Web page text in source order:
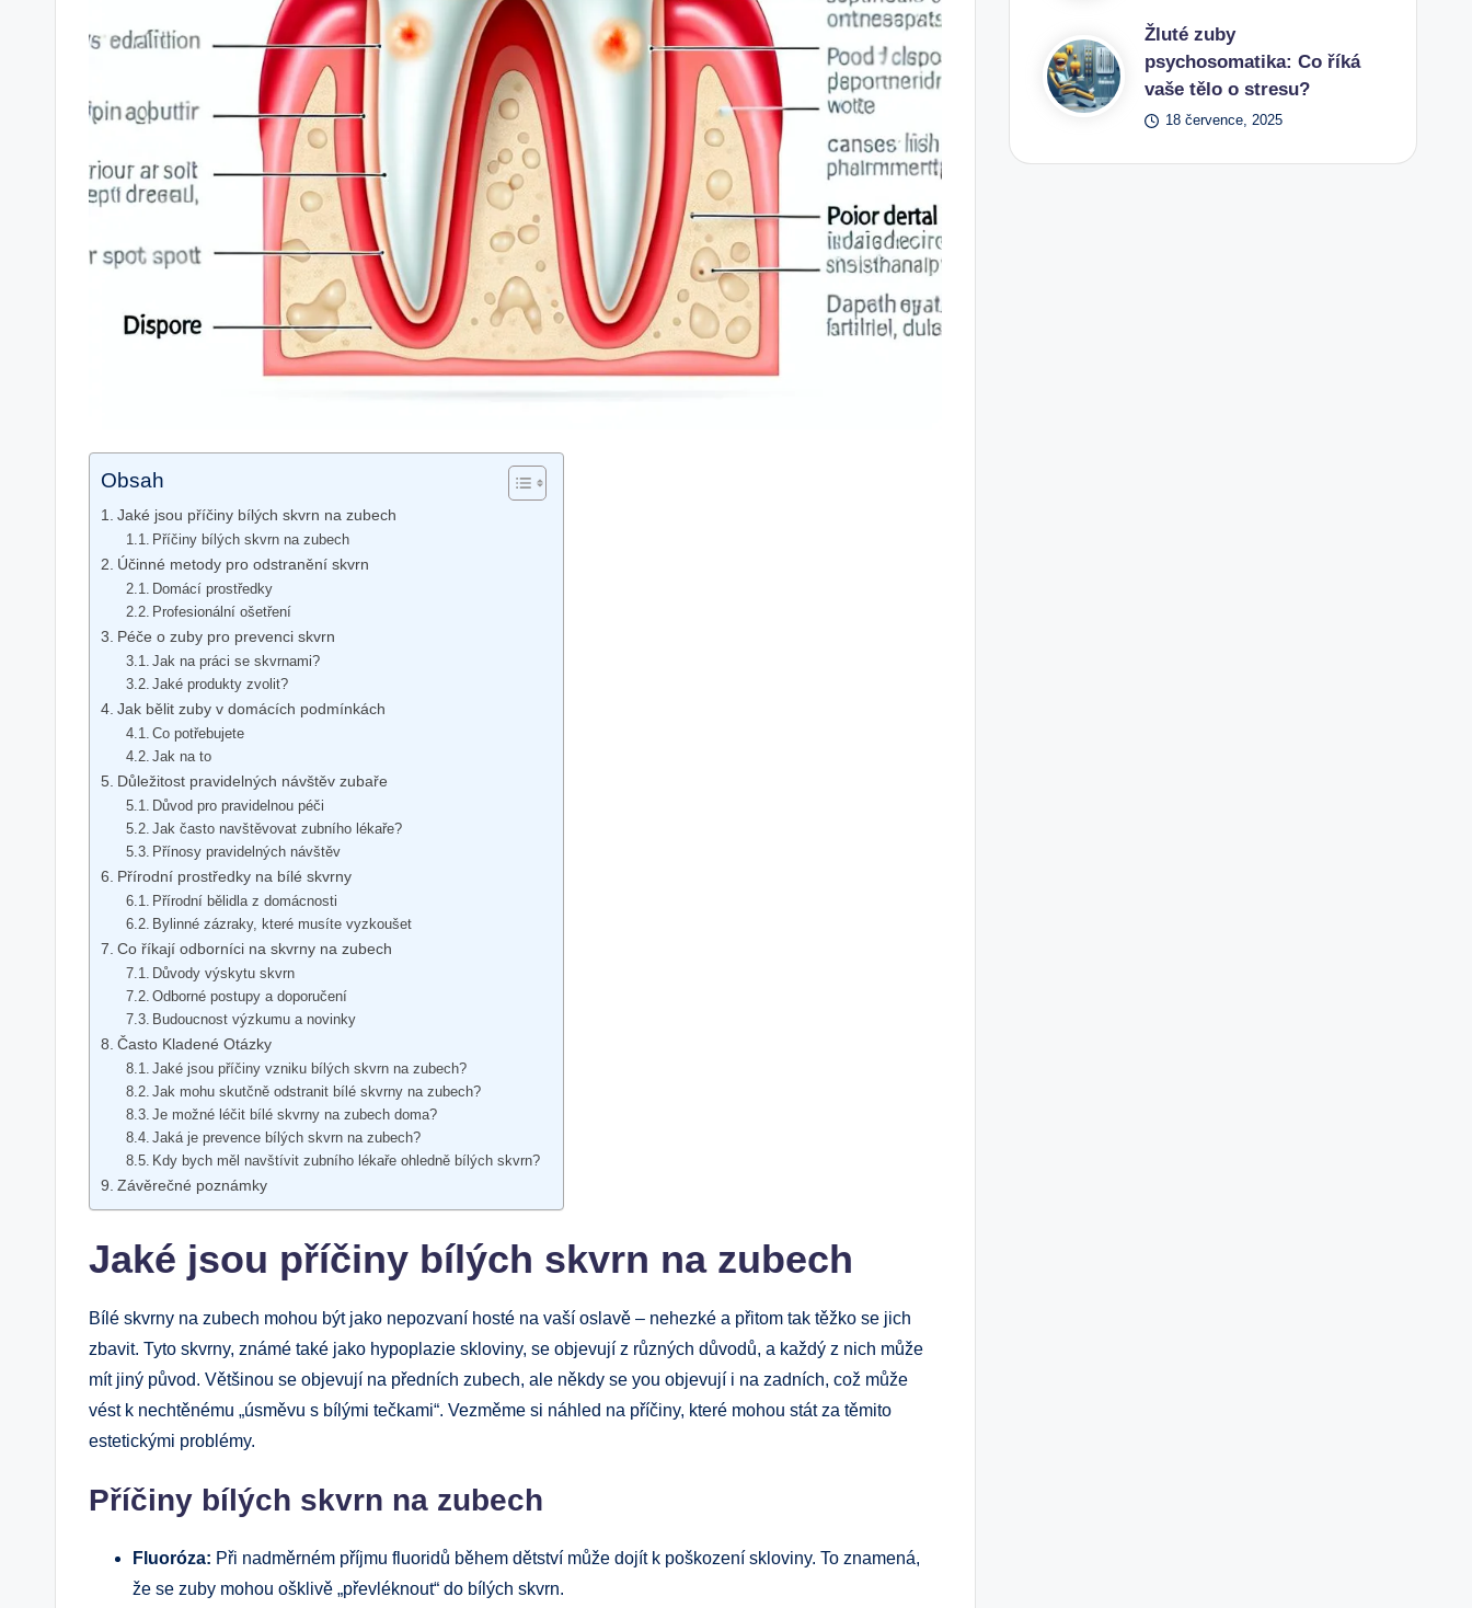
Obsah
Jaké jsou příčiny bílých skvrn na zubech
Příčiny bílých skvrn na zubech
Účinné metody pro odstranění skvrn
Domácí prostředky
Profesionální ošetření
Péče o zuby pro prevenci skvrn
Jak na práci se skvrnami?
Jaké produkty zvolit?
Jak bělit zuby v domácích podmínkách
Co potřebujete
Jak na to
Důležitost pravidelných návštěv zubaře
Důvod pro pravidelnou péči
Jak často navštěvovat zubního lékaře?
Přínosy pravidelných návštěv
Přírodní prostředky na bílé skvrny
Přírodní bělidla z domácnosti
Bylinné zázraky, které musíte vyzkoušet
Co říkají odborníci na skvrny na zubech
Důvody výskytu skvrn
Odborné postupy a doporučení
Budoucnost výzkumu a novinky
Často Kladené Otázky
Jaké jsou příčiny vzniku bílých skvrn na zubech?
Jak mohu skutčně odstranit bílé skvrny na zubech?
Je možné léčit bílé skvrny na zubech doma?
Jaká je prevence bílých skvrn na zubech?
Kdy bych měl navštívit zubního lékaře ohledně bílých skvrn?
Závěrečné poznámky
Jaké jsou příčiny bílých skvrn na zubech
Bílé skvrny na zubech mohou být jako nepozvaní hosté na vaší oslavě – nehezké a přitom tak těžko se jich
zbavit. Tyto skvrny, známé také jako hypoplazie skloviny, se objevují z různých důvodů, a každý z nich může
mít jiný původ. Většinou se objevují na předních zubech, ale někdy se you objevují i na zadních, což může
vést k nechtěnému „úsměvu s bílými tečkami“. Vezměme si náhled na příčiny, které mohou stát za těmito
estetickými problémy.
Příčiny bílých skvrn na zubech
Fluoróza: Při nadměrném příjmu fluoridů během dětství může dojít k poškození skloviny. To znamená,
že se zuby mohou ošklivě „převléknout“ do bílých skvrn.
Žluté zuby
psychosomatika: Co říká
vaše tělo o stresu?
18 července, 2025